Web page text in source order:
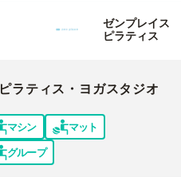
ゼンプレイス
ピラティス
ピラティス・ヨガスタジオ
マシン
マット
グループ